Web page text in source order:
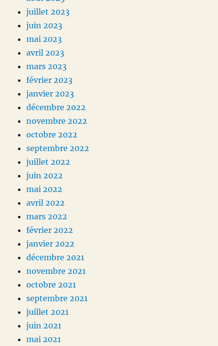
juillet 2023
juin 2023
mai 2023
avril 2023
mars 2023
février 2023
janvier 2023
décembre 2022
novembre 2022
octobre 2022
septembre 2022
juillet 2022
juin 2022
mai 2022
avril 2022
mars 2022
février 2022
janvier 2022
décembre 2021
novembre 2021
octobre 2021
septembre 2021
juillet 2021
juin 2021
mai 2021